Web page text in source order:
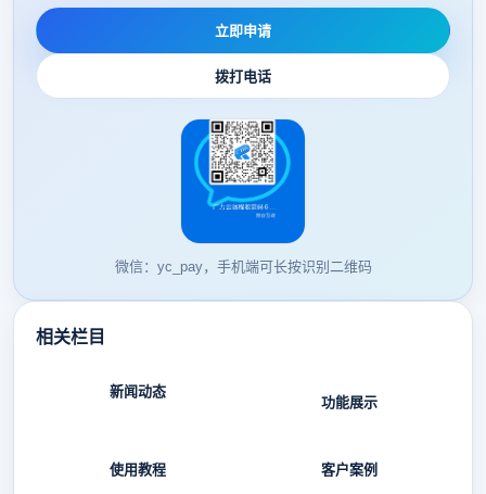
立即申请
拨打电话
微信：yc_pay，手机端可长按识别二维码
相关栏目
新闻动态
功能展示
使用教程 客户案例